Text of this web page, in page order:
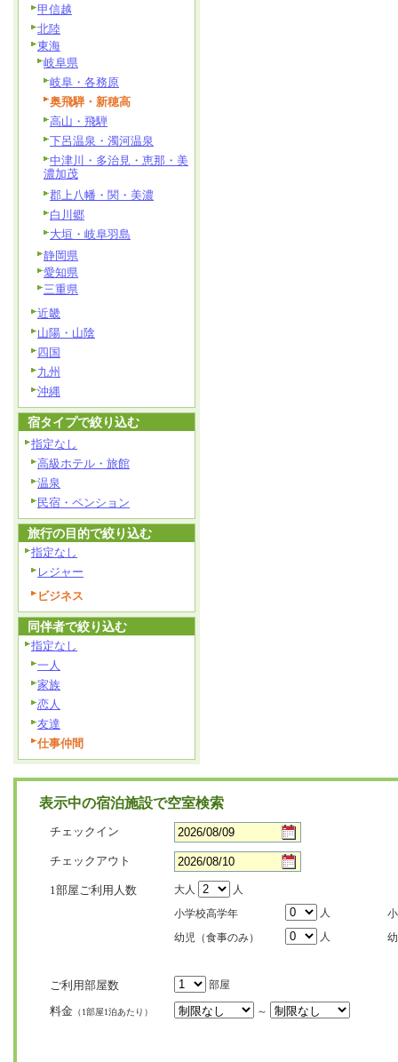
甲信越
北陸
東海
岐阜県
岐阜・各務原
奥飛騨・新穂高
高山・飛騨
下呂温泉・濁河温泉
中津川・多治見・恵那・美
濃加茂
郡上八幡・関・美濃
白川郷
大垣・岐阜羽島
静岡県
愛知県
三重県
近畿
山陽・山陰
四国
九州
沖縄
宿タイプで絞り込む
指定なし
高級ホテル・旅館
温泉
民宿・ペンション
旅行の目的で絞り込む
指定なし
レジャー
ビジネス
同伴者で絞り込む
指定なし
一人
家族
恋人
友達
仕事仲間
表示中の宿泊施設で空室検索
チェックイン
チェックアウト
1部屋ご利用人数 大人
人
小学校高学年
人
幼児（食事のみ）
人
ご利用部屋数 部屋
料金 （1部屋1泊あたり） ～